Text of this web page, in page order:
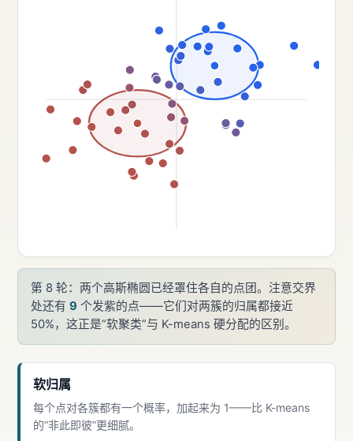
第 8 轮：两个高斯椭圆已经罩住各自的点团。注意交界
处还有 9 个发紫的点——它们对两簇的归属都接近
50%，这正是“软聚类”与 K-means 硬分配的区别。
软归属
每个点对各簇都有一个概率，加起来为 1——比 K-means
的“非此即彼”更细腻。